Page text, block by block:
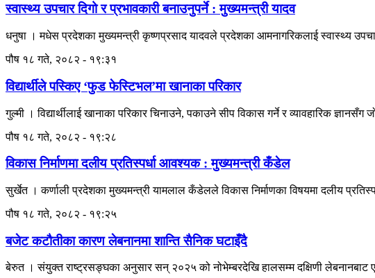
स्वास्थ्य उपचार दिगो र प्रभावकारी बनाउनुपर्ने : मुख्यमन्त्री यादव
धनुषा । मधेस प्रदेशका मुख्यमन्त्री कृष्णप्रसाद यादवले प्रदेशका आमनागरिकलाई स्वास्थ्य
पौष १८ गते, २०८२ - १९:३१
विद्यार्थीले पस्किए ‘फुड फेस्टिभल’मा खानाका परिकार
गुल्मी । विद्यार्थीलाई खानाका परिकार चिनाउने, पकाउने सीप विकास गर्ने र व्यावहारिक
पौष १८ गते, २०८२ - १९:२८
विकास निर्माणमा दलीय प्रतिस्पर्धा आवश्यक : मुख्यमन्त्री कँडेल
सुर्खेत । कर्णाली प्रदेशका मुख्यमन्त्री यामलाल कँडेलले विकास निर्माणका विषयमा दलीय
पौष १८ गते, २०८२ - १९:२५
बजेट कटौतीका कारण लेबनानमा शान्ति सैनिक घटाइँदै
बेरुत । संयुक्त राष्ट्रसङ्घका अनुसार सन् २०२५ को नोभेम्बरदेखि हालसम्म दक्षिणी लेबनानबाट